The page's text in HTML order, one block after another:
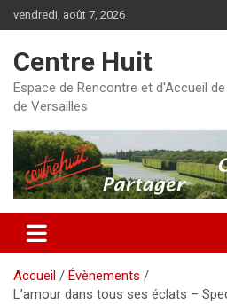
au
vendredi, août 7, 2026
Centre Huit
Espace de Rencontre et d'Accueil
de Versailles
Accueil
Évènements
L’amour dans tous ses éclats –